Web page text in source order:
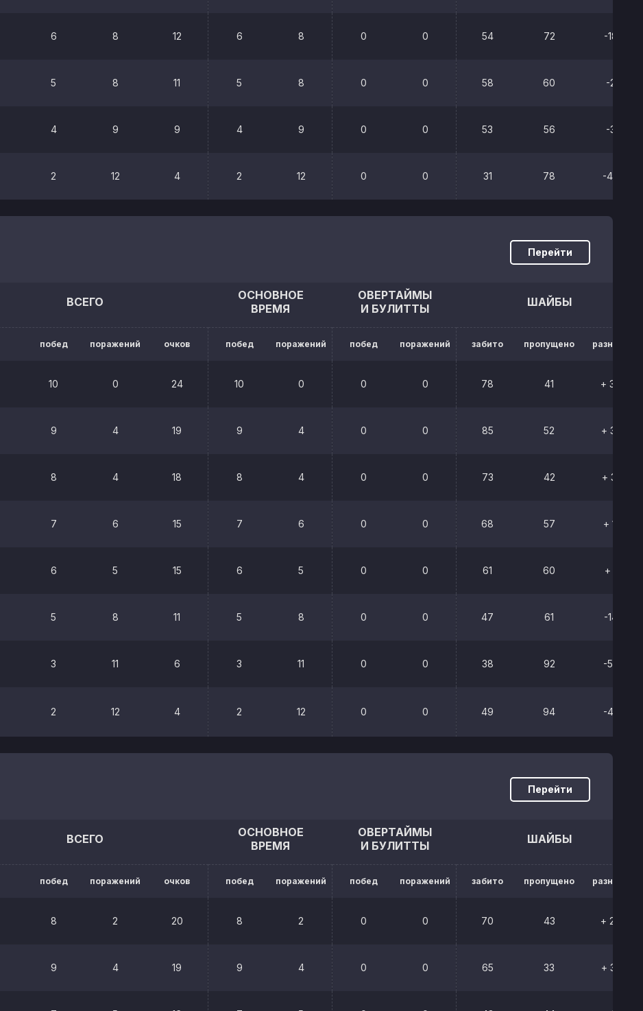
6 8 12 6 8 0 0 54 72 -18
5 8 11 5 8 0 0 58 60 -2
4 9 9 4 9 0 0 53 56 -3
2 12 4 2 12 0 0 31 78 -47
Перейти
ВСЕГО
побед поражений очков
ОСНОВНОЕ
ВРЕМЯ
побед поражений
ОВЕРТАЙМЫ
И БУЛИТТЫ
побед поражений
ШАЙБЫ
забито пропущено разница
10 0 24 10 0 0 0 78 41 + 37
9 4 19 9 4 0 0 85 52 + 33
8 4 18 8 4 0 0 73 42 + 31
7 6 15 7 6 0 0 68 57 + 11
6 5 15 6 5 0 0 61 60 + 1
5 8 11 5 8 0 0 47 61 -14
3 11 6 3 11 0 0 38 92 -54
2 12 4 2 12 0 0 49 94 -45
Перейти
ВСЕГО
побед поражений очков
ОСНОВНОЕ
ВРЕМЯ
побед поражений
ОВЕРТАЙМЫ
И БУЛИТТЫ
побед поражений
ШАЙБЫ
забито пропущено разница
8 2 20 8 2 0 0 70 43 + 27
9 4 19 9 4 0 0 65 33 + 32